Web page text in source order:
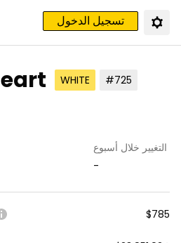
تسجيل الدخول
WHITE #725
التغيير خلال أسبوع
-
$785